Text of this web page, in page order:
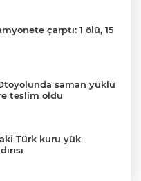
çarptı: 1 ölü, 15
saman yüklü
teslim oldu
Türk kuru yük